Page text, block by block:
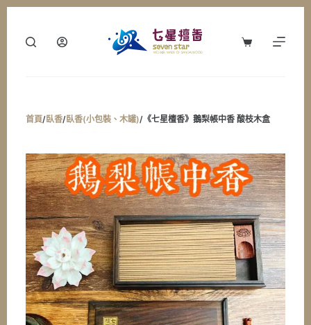
購
首頁/臥香/臥香(小包裝、木罐)/《七星檀香》鵝梨帳中香 酸枝木盒